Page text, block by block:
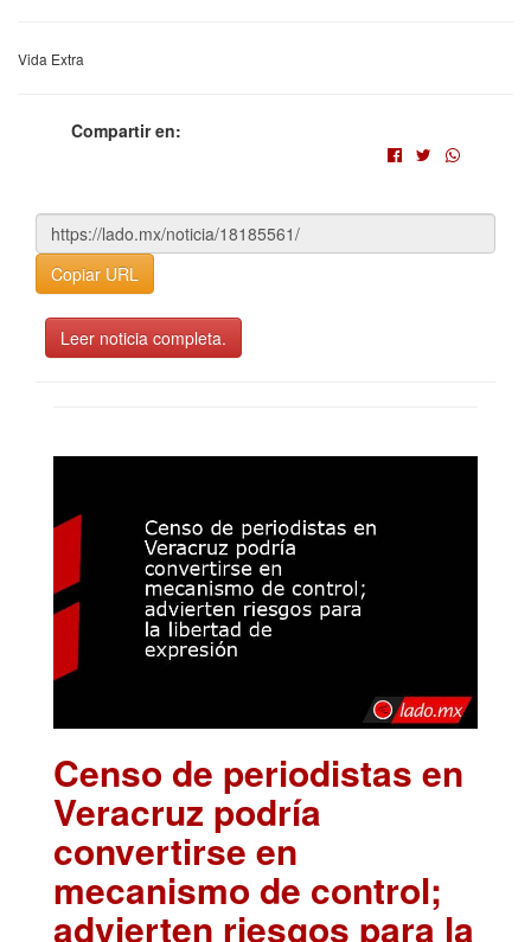
Vida Extra
Compartir en:
Copiar URL
Leer noticia completa.
Censo de periodistas en
Veracruz podría
convertirse en
mecanismo de control;
advierten riesgos para la